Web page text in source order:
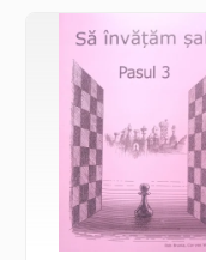
Step 5
Tabla De Demonstratie
Tactica